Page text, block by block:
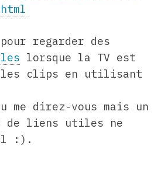
regarder des
lorsque la TV est
les clips en utilisant
me direz-vous mais un
de liens utiles ne
:).